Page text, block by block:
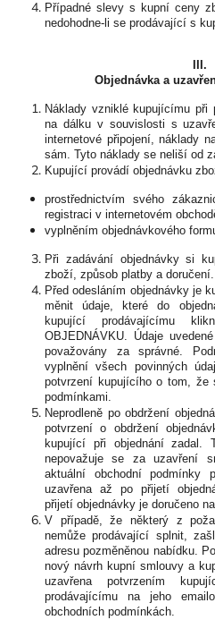
Případné slevy s kupní ceny
nedohodne-li se prodávající s
III.
Objednávka a
Náklady vzniklé kupujícímu při
na dálku v souvislosti s
internetové připojení, náklady
sám. Tyto náklady se neliší od
Kupující provádí objednávku
prostřednictvím svého
registraci v internetovém
vyplněním objednávkového
Při zadávání objednávky si
zboží, způsob platby a doručení.
Před odesláním objednávky je
měnit údaje, které do
kupující prodávajícímu
OBJEDNÁVKU. Údaje
považovány za správné.
vyplnění všech povinných
potvrzení kupujícího o tom, že
podmínkami.
Neprodleně po obdržení
potvrzení o obdržení
kupující při objednání zadal.
nepovažuje se za uzavření
aktuální obchodní podmínky
uzavřena až po přijetí
přijetí objednávky je doručeno
V případě, že některý z
nemůže prodávající splnit,
adresu pozměněnou nabídku.
nový návrh kupní smlouvy a
uzavřena potvrzením
prodávajícímu na jeho
obchodních podmínkách.